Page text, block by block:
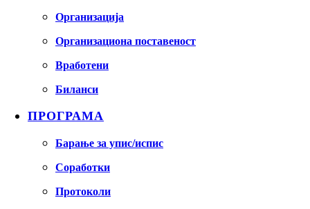
Организација
Организациона поставеност
Вработени
Биланси
ПРОГРАМА
Барање за упис/испис
Соработки
Протоколи